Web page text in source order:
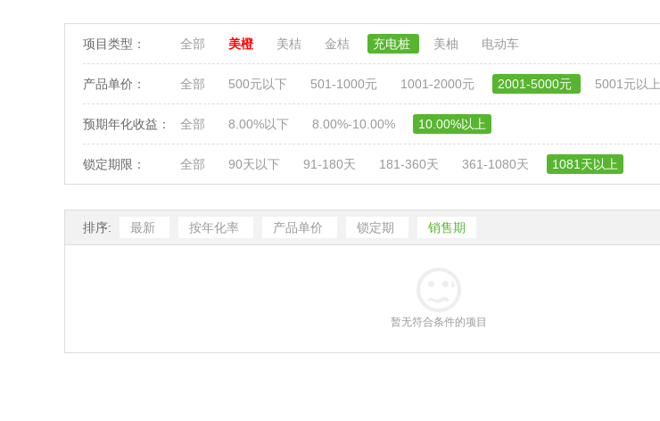
项目类型： 全部 美橙 美桔 金桔 充电桩 美柚 电动车
产品单价： 全部 500元以下 501-1000元 1001-2000元 2001-5000元 5001元以上
预期年化收益： 全部 8.00%以下 8.00%-10.00% 10.00%以上
锁定期限： 全部 90天以下 91-180天 181-360天 361-1080天 1081天以上
排序: 最新 按年化率 产品单价 锁定期 销售期
暂无符合条件的项目